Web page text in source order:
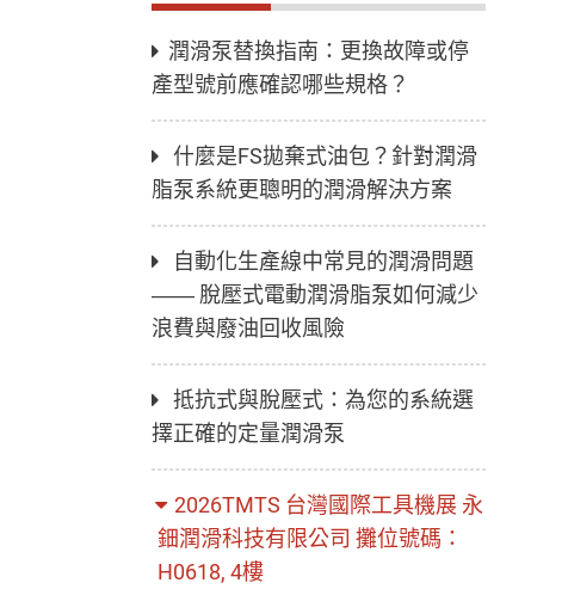
潤滑泵替換指南：更換故障或停
產型號前應確認哪些規格？
什麼是FS拋棄式油包？針對潤滑
脂泵系統更聰明的潤滑解決方案
自動化生產線中常見的潤滑問題
—— 脫壓式電動潤滑脂泵如何減少
浪費與廢油回收風險
抵抗式與脫壓式：為您的系統選
擇正確的定量潤滑泵
2026TMTS 台灣國際工具機展 永
鈿潤滑科技有限公司 攤位號碼：
H0618, 4樓